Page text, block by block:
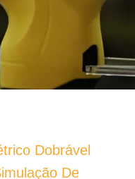
Dobrável
De